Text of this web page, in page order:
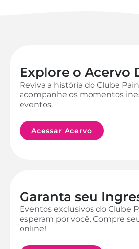
Explore o Acervo
Reviva a história do Clube
acompanhe os momentos
eventos.
Acessar Acervo
Garanta seu
Eventos exclusivos do Clube
esperam por você. Compre
online!